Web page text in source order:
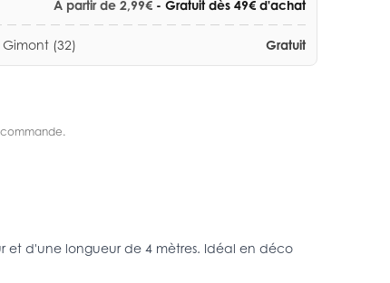
À partir de 2,99€ - Gratuit dès 49€ d'achat
(32) Gratuit
commande.
et d'une longueur de 4 mètres. Idéal en déco